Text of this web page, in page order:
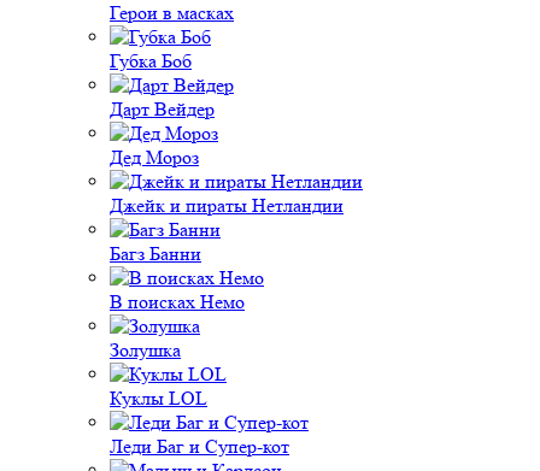
Герои в масках
Губка Боб
Дарт Вейдер
Дед Мороз
Джейк и пираты Нетландии
Багз Банни
В поисках Немо
Золушка
Куклы LOL
Леди Баг и Супер-кот